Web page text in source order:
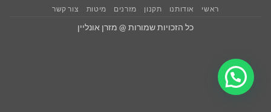
2
ראשי אודותנו תקנון מזרנים מיטות צור קשר
כל הזכויות שמורות @ מזרן אונליין